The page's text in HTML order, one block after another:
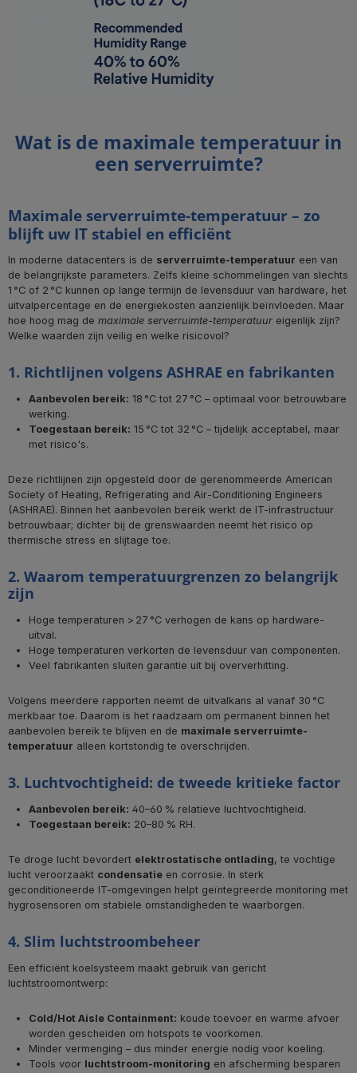
Wat is de maximale temperatuur in
een serverruimte?
Maximale serverruimte-temperatuur – zo
blijft uw IT stabiel en efficiënt
In moderne datacenters is de serverruimte-temperatuur een van
de belangrijkste parameters. Zelfs kleine schommelingen van slechts
1 °C of 2 °C kunnen op lange termijn de levensduur van hardware, het
uitvalpercentage en de energiekosten aanzienlijk beïnvloeden. Maar
hoe hoog mag de maximale serverruimte-temperatuur eigenlijk zijn?
Welke waarden zijn veilig en welke risicovol?
1. Richtlijnen volgens ASHRAE en fabrikanten
Aanbevolen bereik: 18 °C tot 27 °C – optimaal voor betrouwbare
werking.
Toegestaan bereik: 15 °C tot 32 °C – tijdelijk acceptabel, maar
met risico's.
Deze richtlijnen zijn opgesteld door de gerenommeerde American
Society of Heating, Refrigerating and Air‑Conditioning Engineers
(ASHRAE). Binnen het aanbevolen bereik werkt de IT-infrastructuur
betrouwbaar; dichter bij de grenswaarden neemt het risico op
thermische stress en slijtage toe.
2. Waarom temperatuurgrenzen zo belangrijk
zijn
Hoge temperaturen > 27 °C verhogen de kans op hardware-
uitval.
Hoge temperaturen verkorten de levensduur van componenten.
Veel fabrikanten sluiten garantie uit bij oververhitting.
Volgens meerdere rapporten neemt de uitvalkans al vanaf 30 °C
merkbaar toe. Daarom is het raadzaam om permanent binnen het
aanbevolen bereik te blijven en de maximale serverruimte-
temperatuur alleen kortstondig te overschrijden.
3. Luchtvochtigheid: de tweede kritieke factor
Aanbevolen bereik: 40–60 % relatieve luchtvochtigheid.
Toegestaan bereik: 20–80 % RH.
Te droge lucht bevordert elektrostatische ontlading, te vochtige
lucht veroorzaakt condensatie en corrosie. In sterk
geconditioneerde IT-omgevingen helpt geïntegreerde monitoring met
hygrosensoren om stabiele omstandigheden te waarborgen.
4. Slim luchtstroombeheer
Een efficiënt koelsysteem maakt gebruik van gericht
luchtstroomontwerp:
Cold/Hot Aisle Containment: koude toevoer en warme afvoer
worden gescheiden om hotspots te voorkomen.
Minder vermenging – dus minder energie nodig voor koeling.
Tools voor luchtstroom-monitoring en afscherming besparen